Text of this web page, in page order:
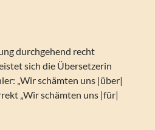
durchgehend recht
sich die Übersetzerin
„Wir schämten uns |über|
„Wir schämten uns |für|